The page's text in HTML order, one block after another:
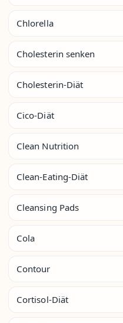
Chlorella
Cholesterin senken
Cholesterin-Diät
Cico-Diät
Clean Nutrition
Clean-Eating-Diät
Cleansing Pads
Cola
Contour
Cortisol-Diät